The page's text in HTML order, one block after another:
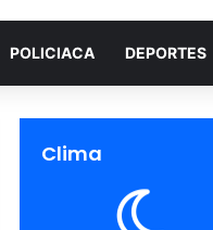
POLICIACA DEPORTES
Clima